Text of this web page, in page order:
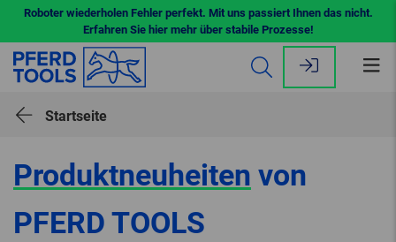
Roboter wiederholen Fehler perfekt. Mit uns passiert Ihnen das nicht.
Erfahren Sie hier mehr über stabile Prozesse!
Startseite
Produktneuheiten von
PFERD TOOLS